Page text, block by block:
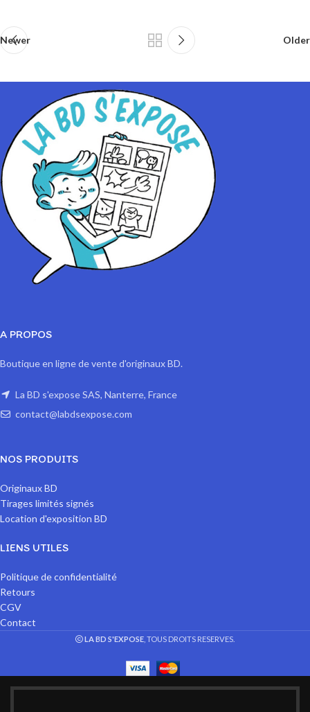
Newer Older
A PROPOS
Boutique en ligne de vente d'originaux BD.
La BD s'expose SAS, Nanterre, France
contact@labdsexpose.com
NOS PRODUITS
Originaux BD
Tirages limités signés
Location d'exposition BD
LIENS UTILES
Politique de confidentialité
Retours
CGV
Contact
LA BD S'EXPOSE , TOUS DROITS RESERVES.